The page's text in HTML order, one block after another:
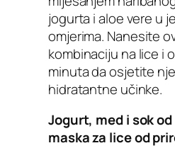
jogurta i aloe vere u
omjerima. Nanesite
kombinaciju na lice i
minuta da osjetite
hidratantne učinke.
Jogurt, med i sok
maska ​​za lice od